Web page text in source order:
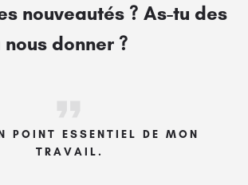
nouveautés ? As-tu des
donner ?
POINT ESSENTIEL DE MON
TRAVAIL.